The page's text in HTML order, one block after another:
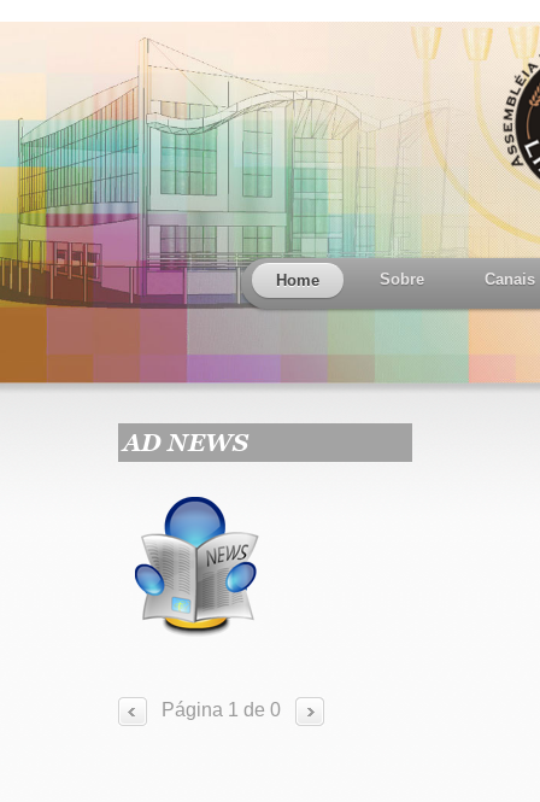
Home Sobre Canais
AD NEWS
Página 1 de 0